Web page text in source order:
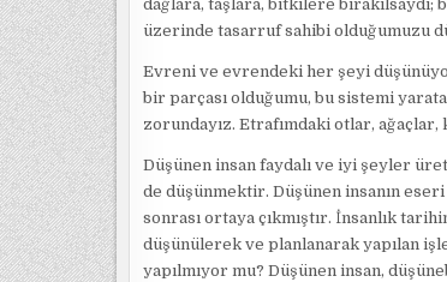
dağlara, taşlara, bitkilere
üzerinde tasarruf sahibi olduğumuzu
Evreni ve evrendeki her şeyi
bir parçası olduğumu, bu sistemi
zorundayız. Etrafımdaki otlar,
Düşünen insan faydalı ve iyi şeyler
de düşünmektir. Düşünen insanın
sonrası ortaya çıkmıştır. İnsanlık
düşünülerek ve planlanarak yapılan
yapılmıyor mu? Düşünen insan,